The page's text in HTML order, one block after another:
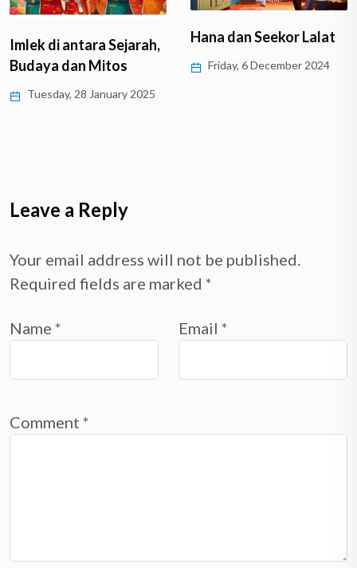
Imlek di antara Sejarah,
Budaya dan Mitos
Tuesday, 28 January 2025
Hana dan Seekor Lalat
Friday, 6 December 2024
Leave a Reply
Your email address will not be published.
Required fields are marked *
Name * Email *
Comment *